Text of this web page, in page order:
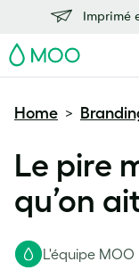
Imprimé
MOO
Home >
Le pire
qu’on
L'équipe MOO